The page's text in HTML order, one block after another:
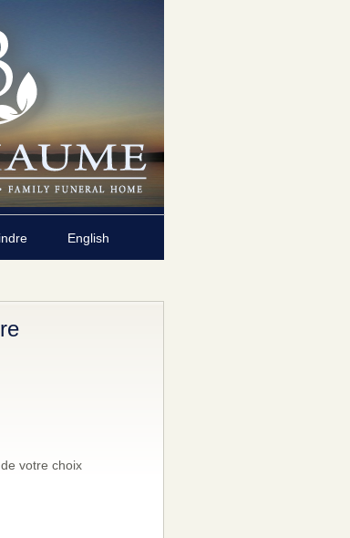
English
votre choix